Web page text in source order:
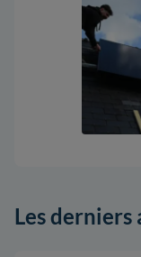
Les derniers